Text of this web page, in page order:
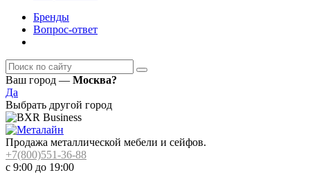
Бренды
Вопрос-ответ
Ваш город — Москва?
Да
Выбрать другой город
Продажа металлической мебели и сейфов.
+7(800)551-36-88
с 9:00 до 19:00